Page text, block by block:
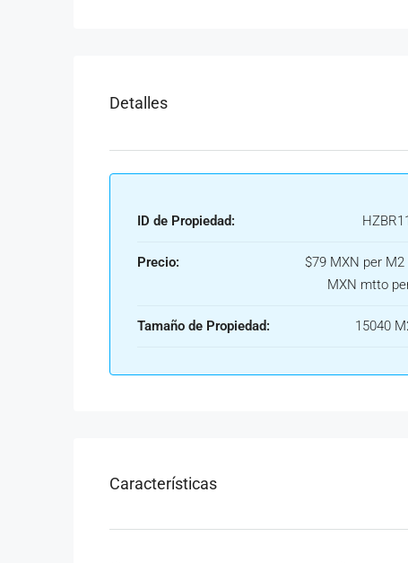
Detalles
ID de Propiedad:
Precio:
$79 MXN per M2
MXN mtto
Tamaño de Propiedad: 15040
Características